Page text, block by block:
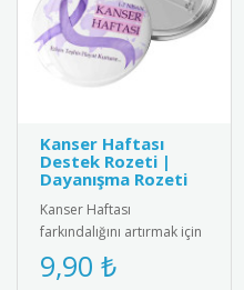
Kanser Haftası
Destek Rozeti |
Dayanışma Rozeti
Kanser Haftası
farkındalığını artırmak için
özel tasarlanmış pembe
kurdeleli destek rozeti.
9,90 ₺